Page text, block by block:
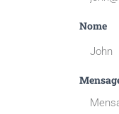
Nome